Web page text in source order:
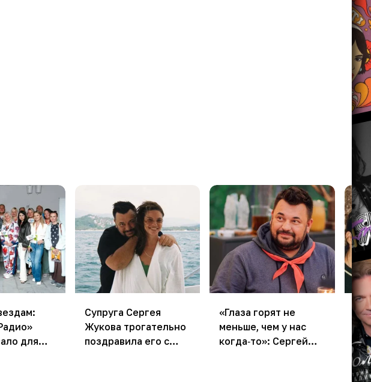
для
Супруга Сергея
Жукова трогательно
поздравила его с
«Глаза горят не
меньше, чем у нас
когда‑то»: Сергей